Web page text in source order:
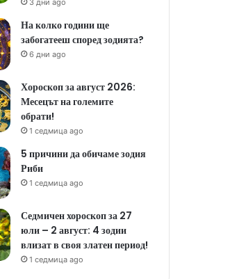
3 дни ago
На колко години ще
забогатееш според зодията?
6 дни ago
Хороскоп за август 2026:
Месецът на големите
обрати!
1 седмица ago
5 причини да обичаме зодия
Риби
1 седмица ago
Седмичен хороскоп за 27
юли – 2 август: 4 зодии
влизат в своя златен период!
1 седмица ago